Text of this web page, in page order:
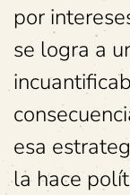
por
se logra a
esa
la hace